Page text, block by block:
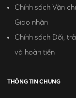
Chính sách Vận
Giao nhận
Chính sách Đổi,
và hoàn tiền
THÔNG TIN CHUNG